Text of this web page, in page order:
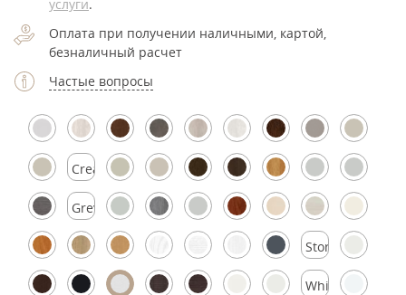
услуги.
Оплата при получении наличными, картой,
безналичный расчет
Частые вопросы
Cream
Silk
Grey
Silk
Stormy
Silk
White